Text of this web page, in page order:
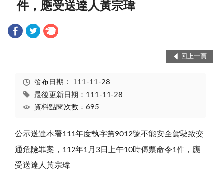
件，應受送達人黃宗瑋
回上一頁
發布日期： 111-11-28
最後更新日期：111-11-28
資料點閱次數：695
公示送達本署111年度執字第9012號不能安全駕駛致交
通危險罪案，112年1月3日上午10時傳票命令1件，應
受送達人黃宗瑋